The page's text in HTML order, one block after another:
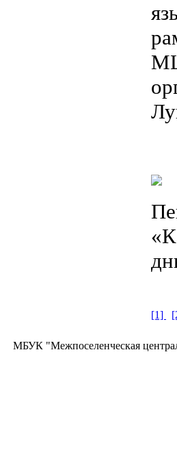
[1]
МБУК "Межпоселенческая